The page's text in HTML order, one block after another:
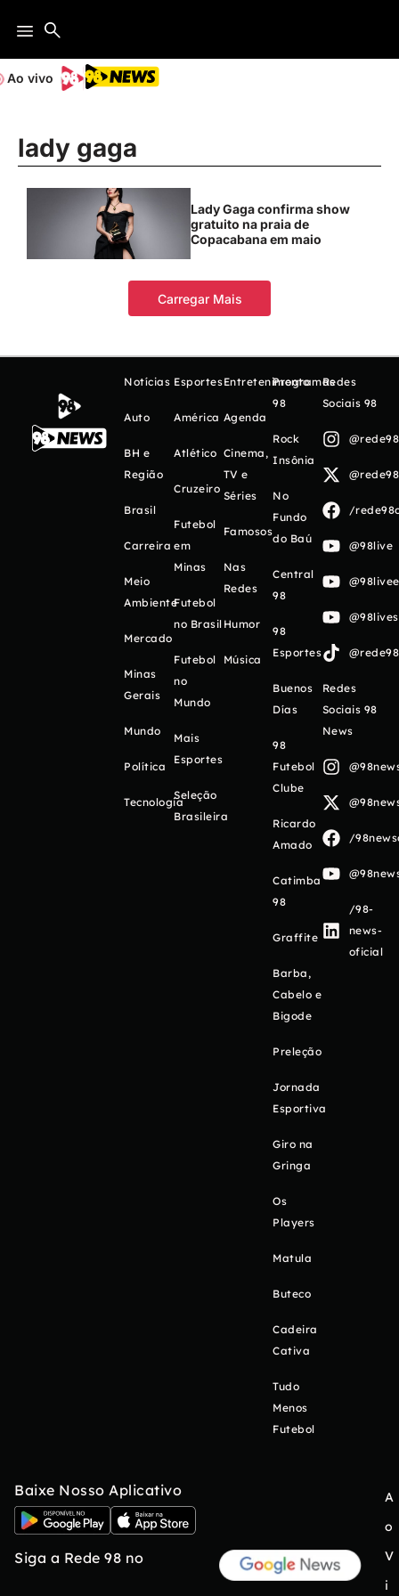
Ao vivo
lady gaga
Lady Gaga confirma show
gratuito na praia de
Copacabana em maio
Carregar Mais
Notícias
Auto
BH e
Região
Brasil
Carreira
Meio
Ambiente
Mercado
Minas
Gerais
Mundo
Política
Tecnologia
Esportes
América
Atlético
Cruzeiro
Futebol
em
Minas
Futebol
no Brasil
Futebol
no
Mundo
Mais
Esportes
Seleção
Brasileira
Entretenimento
Agenda
Cinema,
TV e
Séries
Famosos
Nas
Redes
Humor
Música
Programas
98
Rock
Insônia
No
Fundo
do Baú
Central
98
98
Esportes
Buenos
Días
98
Futebol
Clube
Ricardo
Amado
Catimba
98
Graffite
Barba,
Cabelo e
Bigode
Preleção
Jornada
Esportiva
Giro na
Gringa
Os
Players
Matula
Buteco
Cadeira
Cativa
Tudo
Menos
Futebol
Redes
Sociais 98
/
@98live
Redes
Sociais 98
News
/
/98-
news-
oficial
Baixe Nosso Aplicativo
Siga a Rede 98 no
A
o
V
i